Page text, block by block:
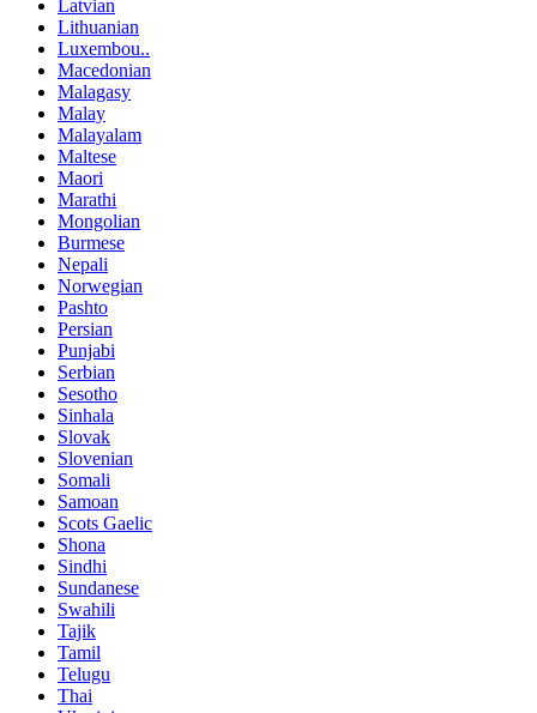
Latvian
Lithuanian
Luxembou..
Macedonian
Malagasy
Malay
Malayalam
Maltese
Maori
Marathi
Mongolian
Burmese
Nepali
Norwegian
Pashto
Persian
Punjabi
Serbian
Sesotho
Sinhala
Slovak
Slovenian
Somali
Samoan
Scots Gaelic
Shona
Sindhi
Sundanese
Swahili
Tajik
Tamil
Telugu
Thai